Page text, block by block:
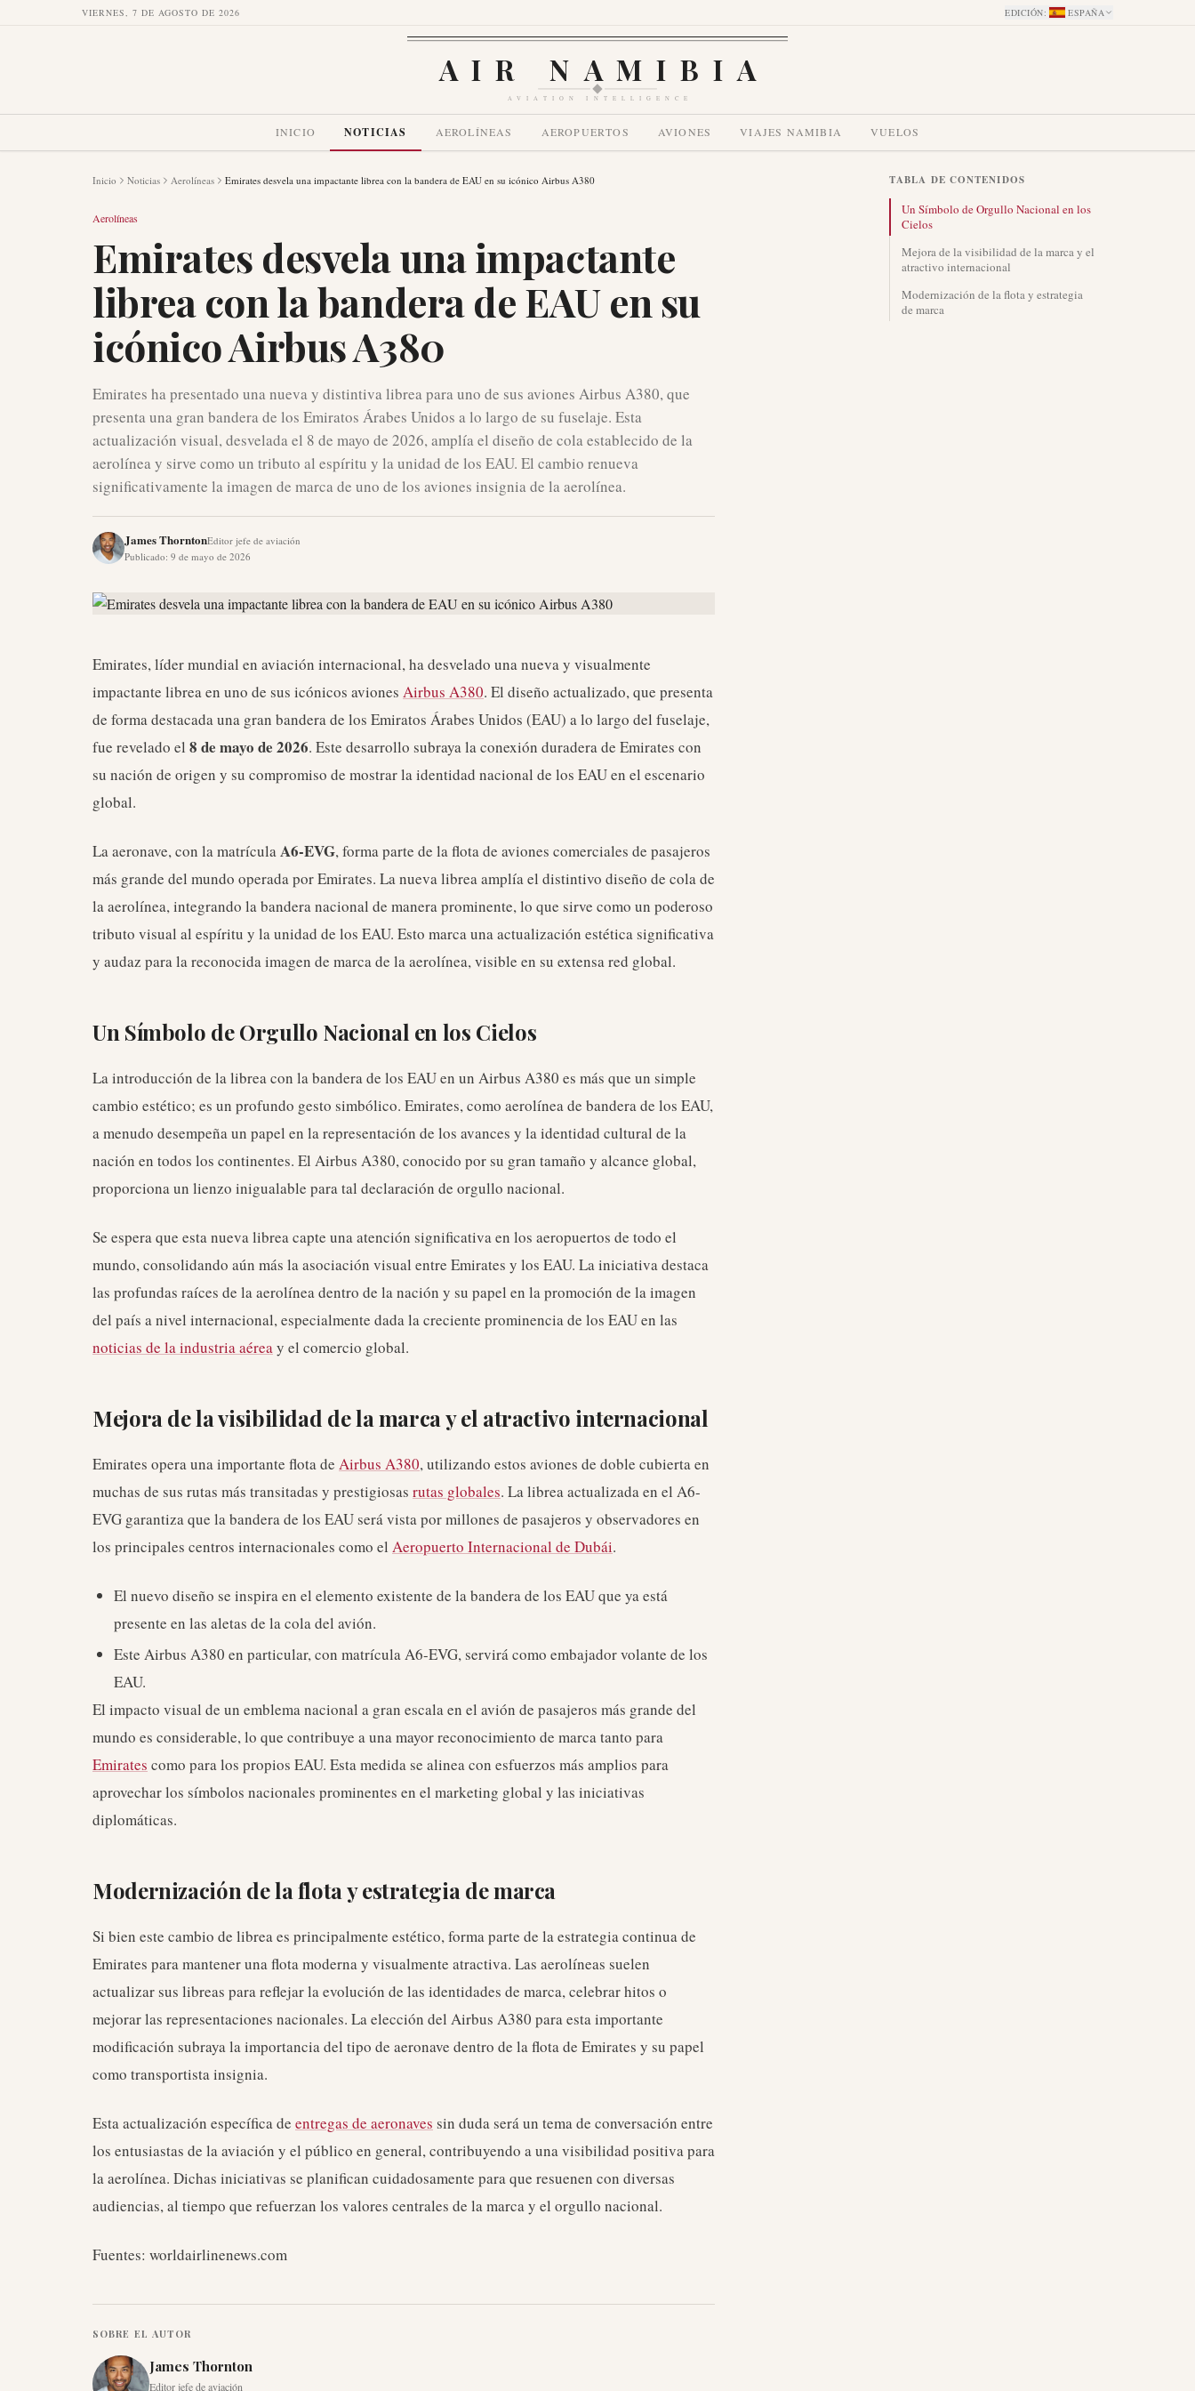
VIERNES, 7 DE AGOSTO DE 2026 EDICIÓN: ESPAÑA
AIR NAMIBIA
AVIATION INTELLIGENCE
INICIO NOTICIAS AEROLÍNEAS AEROPUERTOS AVIONES VIAJES NAMIBIA VUELOS
Inicio Noticias Aerolíneas Emirates desvela una impactante librea con la bandera de EAU en su icónico Airbus A380
Aerolíneas
Emirates desvela una impactante
librea con la bandera de EAU en su
icónico Airbus A380
Emirates ha presentado una nueva y distintiva librea para uno de sus aviones Airbus A380, que
presenta una gran bandera de los Emiratos Árabes Unidos a lo largo de su fuselaje. Esta
actualización visual, desvelada el 8 de mayo de 2026, amplía el diseño de cola establecido de la
aerolínea y sirve como un tributo al espíritu y la unidad de los EAU. El cambio renueva
significativamente la imagen de marca de uno de los aviones insignia de la aerolínea.
James ThorntonEditor jefe de aviación
Publicado: 9 de mayo de 2026
Emirates, líder mundial en aviación internacional, ha desvelado una nueva y visualmente
impactante librea en uno de sus icónicos aviones Airbus A380. El diseño actualizado, que presenta
de forma destacada una gran bandera de los Emiratos Árabes Unidos (EAU) a lo largo del fuselaje,
fue revelado el 8 de mayo de 2026. Este desarrollo subraya la conexión duradera de Emirates con
su nación de origen y su compromiso de mostrar la identidad nacional de los EAU en el escenario
global.
La aeronave, con la matrículaA6-EVG, forma parte de la flota de aviones comerciales de pasajeros
más grande del mundo operada por Emirates. La nueva librea amplía el distintivo diseño de cola de
la aerolínea, integrando la bandera nacional de manera prominente, lo que sirve como un poderoso
tributo visual al espíritu y la unidad de los EAU. Esto marca una actualización estética significativa
y audaz para la reconocida imagen de marca de la aerolínea, visible en su extensa red global.
Un Símbolo de Orgullo Nacional en los Cielos
La introducción de la librea con la bandera de los EAU en un Airbus A380 es más que un simple
cambio estético; es un profundo gesto simbólico. Emirates, como aerolínea de bandera de los EAU,
a menudo desempeña un papel en la representación de los avances y la identidad cultural de la
nación en todos los continentes. El Airbus A380, conocido por su gran tamaño y alcance global,
proporciona un lienzo inigualable para tal declaración de orgullo nacional.
Se espera que esta nueva librea capte una atención significativa en los aeropuertos de todo el
mundo, consolidando aún más la asociación visual entre Emirates y los EAU. La iniciativa destaca
las profundas raíces de la aerolínea dentro de la nación y su papel en la promoción de la imagen
del país a nivel internacional, especialmente dada la creciente prominencia de los EAU en las
noticias de la industria aéreay el comercio global.
Mejora de la visibilidad de la marca y el atractivo internacional
Emirates opera una importante flota de Airbus A380, utilizando estos aviones de doble cubierta en
muchas de sus rutas más transitadas y prestigiosas rutas globales. La librea actualizada en el A6-
EVG garantiza que la bandera de los EAU será vista por millones de pasajeros y observadores en
los principales centros internacionales como el Aeropuerto Internacional de Dubái.
El nuevo diseño se inspira en el elemento existente de la bandera de los EAU que ya está
presente en las aletas de la cola del avión.
Este Airbus A380 en particular, con matrícula A6-EVG, servirá como embajador volante de los
EAU.
El impacto visual de un emblema nacional a gran escala en el avión de pasajeros más grande del
mundo es considerable, lo que contribuye a una mayor reconocimiento de marca tanto para
Emirates como para los propios EAU. Esta medida se alinea con esfuerzos más amplios para
aprovechar los símbolos nacionales prominentes en el marketing global y las iniciativas
diplomáticas.
Modernización de la flota y estrategia de marca
Si bien este cambio de librea es principalmente estético, forma parte de la estrategia continua de
Emirates para mantener una flota moderna y visualmente atractiva. Las aerolíneas suelen
actualizar sus libreas para reflejar la evolución de las identidades de marca, celebrar hitos o
mejorar las representaciones nacionales. La elección del Airbus A380 para esta importante
modificación subraya la importancia del tipo de aeronave dentro de la flota de Emirates y su papel
como transportista insignia.
Esta actualización específica de entregas de aeronaves sin duda será un tema de conversación entre
los entusiastas de la aviación y el público en general, contribuyendo a una visibilidad positiva para
la aerolínea. Dichas iniciativas se planifican cuidadosamente para que resuenen con diversas
audiencias, al tiempo que refuerzan los valores centrales de la marca y el orgullo nacional.
Fuentes: worldairlinenews.com
SOBRE EL AUTOR
James Thornton
Editor jefe de aviación
TABLA DE CONTENIDOS
Un Símbolo de Orgullo Nacional en los
Cielos
Mejora de la visibilidad de la marca y el
atractivo internacional
Modernización de la flota y estrategia
de marca